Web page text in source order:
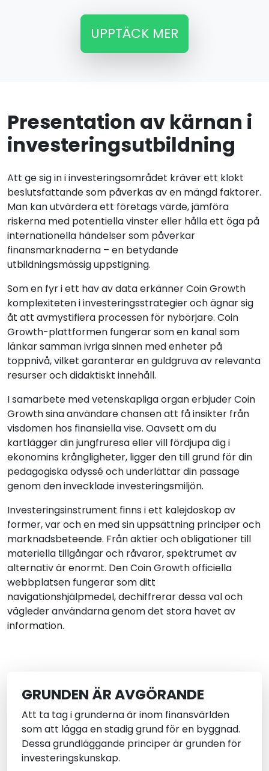
UPPTÄCK MER
Presentation av kärnan i
investeringsutbildning
Att ge sig in i investeringsområdet kräver ett klokt
beslutsfattande som påverkas av en mängd faktorer.
Man kan utvärdera ett företags värde, jämföra
riskerna med potentiella vinster eller hålla ett öga på
internationella händelser som påverkar
finansmarknaderna – en betydande
utbildningsmässig uppstigning.
Som en fyr i ett hav av data erkänner Coin Growth
komplexiteten i investeringsstrategier och ägnar sig
åt att avmystifiera processen för nybörjare. Coin
Growth-plattformen fungerar som en kanal som
länkar samman ivriga sinnen med enheter på
toppnivå, vilket garanterar en guldgruva av relevanta
resurser och didaktiskt innehåll.
I samarbete med vetenskapliga organ erbjuder Coin
Growth sina användare chansen att få insikter från
visdomen hos finansiella vise. Oavsett om du
kartlägger din jungfruresa eller vill fördjupa dig i
ekonomins krångligheter, ligger den till grund för din
pedagogiska odyssé och underlättar din passage
genom den invecklade investeringsmiljön.
Investeringsinstrument finns i ett kalejdoskop av
former, var och en med sin uppsättning principer och
marknadsbeteende. Från aktier och obligationer till
materiella tillgångar och råvaror, spektrumet av
alternativ är enormt. Den Coin Growth officiella
webbplatsen fungerar som ditt
navigationshjälpmedel, dechiffrerar dessa val och
vägleder användarna genom det stora havet av
information.
GRUNDEN ÄR AVGÖRANDE
Att ta tag i grunderna är inom finansvärlden
som att lägga en stadig grund för en byggnad.
Dessa grundläggande principer är grunden för
investeringskunskap.